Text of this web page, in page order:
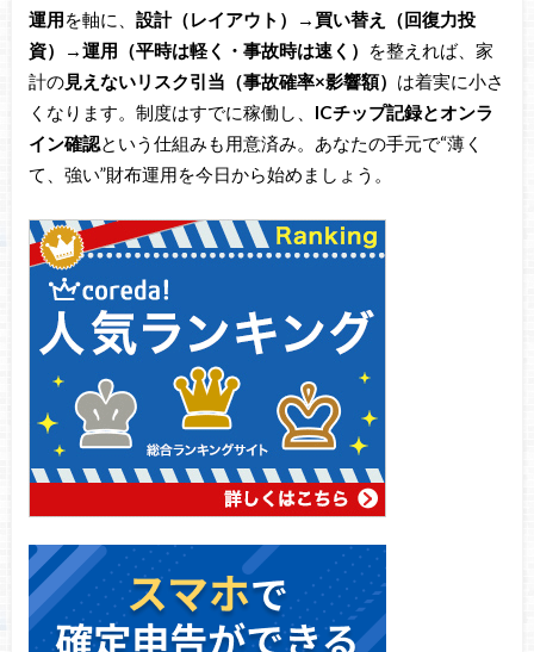
運用を軸に、 設計（レイアウト）→買い替え（回復力投
資）→運用（平時は軽く・事故時は速く）
を整えれば、家
計の見えないリスク引当（事故確率×影響額） は着実に小さ
くなります。制度はすでに稼働し、 ICチップ記録とオンラ
イン確認という仕組みも用意済み。あなたの手元で“薄く
て、強い”財布運用を今日から始めましょう。